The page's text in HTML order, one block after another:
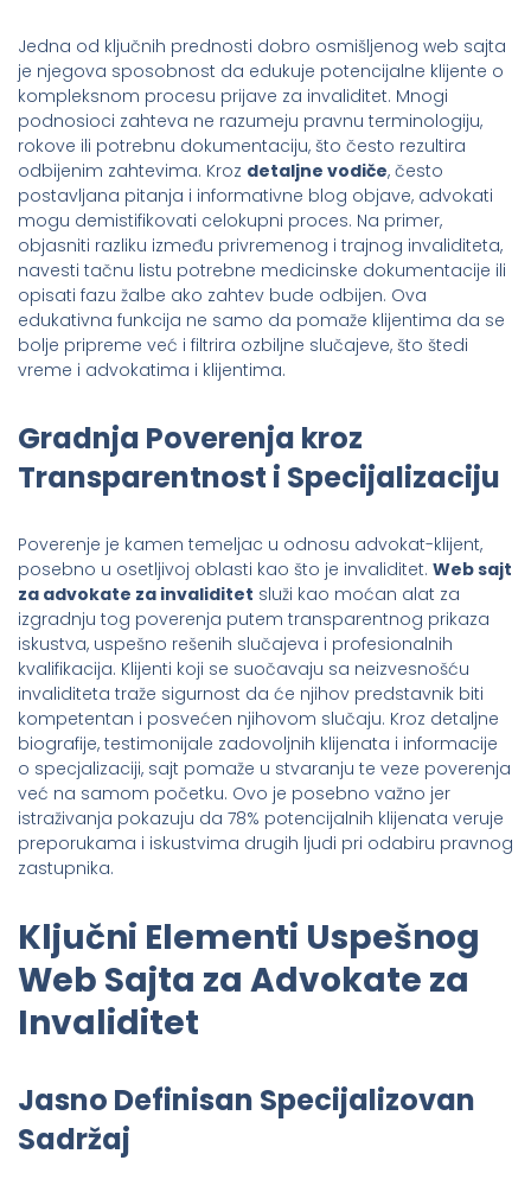
Jedna od ključnih prednosti dobro osmišljenog web sajta
je njegova sposobnost da edukuje potencijalne klijente o
kompleksnom procesu prijave za invaliditet. Mnogi
podnosioci zahteva ne razumeju pravnu terminologiju,
rokove ili potrebnu dokumentaciju, što često rezultira
odbijenim zahtevima. Kroz detaljne vodiče, često
postavljana pitanja i informativne blog objave, advokati
mogu demistifikovati celokupni proces. Na primer,
objasniti razliku između privremenog i trajnog invaliditeta,
navesti tačnu listu potrebne medicinske dokumentacije ili
opisati fazu žalbe ako zahtev bude odbijen. Ova
edukativna funkcija ne samo da pomaže klijentima da se
bolje pripreme već i filtrira ozbiljne slučajeve, što štedi
vreme i advokatima i klijentima.
Gradnja Poverenja kroz
Transparentnost i Specijalizaciju
Poverenje je kamen temeljac u odnosu advokat-klijent,
posebno u osetljivoj oblasti kao što je invaliditet. Web sajt
za advokate za invaliditet služi kao moćan alat za
izgradnju tog poverenja putem transparentnog prikaza
iskustva, uspešno rešenih slučajeva i profesionalnih
kvalifikacija. Klijenti koji se suočavaju sa neizvesnošću
invaliditeta traže sigurnost da će njihov predstavnik biti
kompetentan i posvećen njihovom slučaju. Kroz detaljne
biografije, testimonijale zadovoljnih klijenata i informacije
o specjalizaciji, sajt pomaže u stvaranju te veze poverenja
već na samom početku. Ovo je posebno važno jer
istraživanja pokazuju da 78% potencijalnih klijenata veruje
preporukama i iskustvima drugih ljudi pri odabiru pravnog
zastupnika.
Ključni Elementi Uspešnog
Web Sajta za Advokate za
Invaliditet
Jasno Definisan Specijalizovan
Sadržaj